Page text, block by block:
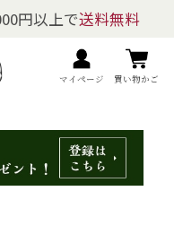
円以上で送料無料
マイページ 買い物かご